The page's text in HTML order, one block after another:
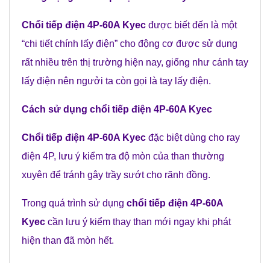
Chổi tiếp điện 4P-60A Kyec được biết đến là một
“chi tiết chính lấy điện” cho động cơ được sử dụng
rất nhiều trên thị trường hiện nay, giống như cánh tay
lấy điện nên ngưởi ta còn gọi là tay lấy điện.
Cách sử dụng chổi tiếp điện 4P-60A Kyec
Chổi tiếp điện 4P-60A Kyec đặc biệt dùng cho ray
điện 4P, lưu ý kiểm tra độ mòn của than thường
xuyên để tránh gây trầy sướt cho rãnh đồng.
Trong quá trình sử dụng chổi tiếp điện 4P-60A
Kyec cần lưu ý kiểm thay than mới ngay khi phát
hiện than đã mòn hết.